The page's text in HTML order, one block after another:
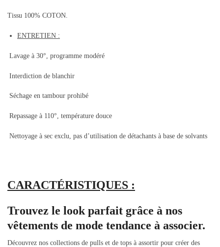
Tissu 100% COTON.
ENTRETIEN :
Lavage à 30°, programme modéré
Interdiction de blanchir
Séchage en tambour prohibé
Repassage à 110°, température douce
Nettoyage à sec exclu, pas d’utilisation de détachants à base de solvants
CARACTÉRISTIQUES :
Trouvez le look parfait grâce à nos
vêtements de mode tendance à associer.
Découvrez nos collections de pulls et de tops à assortir pour créer des